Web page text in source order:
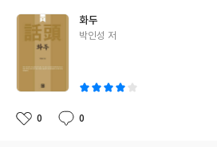
시간과 사람들이 바뀌었지만 전혀 바뀌
한 욕심으로 인한 전쟁과 싸움이다.. 인간들의 욕심은 끝을 알수 없
는 것처럼 고대에서 현대까지 수많은 시
갔지만 과거에도 인간들은 전쟁으로 수많은 목숨을 잃고 자신들의
결정에 대하여 후회를 하지만 현재에 있어서도 과거와 똑같
를 반복하는 것만 보아도 이 책을 읽는 것
과 앞으로의 변화에 조금이라도 대처하는 것이 쉽지 않을까 하는 생
선사의 화두 82가지를 포함한 총99가지 화두를 책에 표현하고 프랑
스 철학자가 일반사람들이 이해하기 쉽
앞부분을 읽고 알았지만 책을 읽으면서 이 책이 정말 쉽게 수정한 책
있는 내용의 대부분이었다. 더욱 더 쉽게 설명하자면 우리는 서로간
에 대화를 할때 자신들이 알고 있는 전문
화두
글
박인성 저
좋
0
댓
0
작